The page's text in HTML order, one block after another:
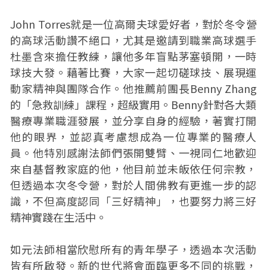
John Torres就是一位高爾夫球愛好者，對於冬令營
的高球活動讚不絕口，尤其是邀請到職業高球選手
杜墨含來擔任教練，讓他多年盲點茅塞頓開，一時
球技大發。藉著比賽，大家一起切磋球技、展現運
動家精神與團隊合作。他推薦前團長Benny Zhang
的「急救訓練」課程，超級實用。Benny針對各大類
醫療專業職涯發展，並分享自身的經驗，著實打開
他的眼界，並認真考慮想成為一位專業的醫療人
員。他特別感謝法師們張開雙臂、一視同仁地歡迎
來自基督教家庭的他，他目前並未皈依任何宗教，
但透過本次冬令營，對於人間佛教有更進一步的認
識，不但高度認同「三好精神」，也要努力將三好
精神實踐在生活中。
如元法師相當欣慰所有的青年學子，透過本次活動
皆有所啟發。新的世代將會面臨更多不同的挑戰，